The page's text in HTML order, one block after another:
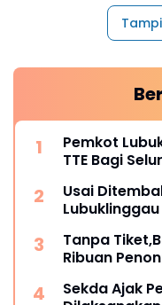
Pemkot
TTE Bagi
Usai
Tanpa
Ribuan
Sekda Ajak